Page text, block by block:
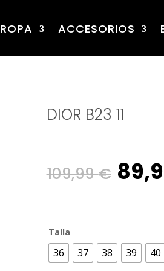
ROPA ACCESORIOS
DIOR B23 11
109,99€
Talla
36 37 38 39 40